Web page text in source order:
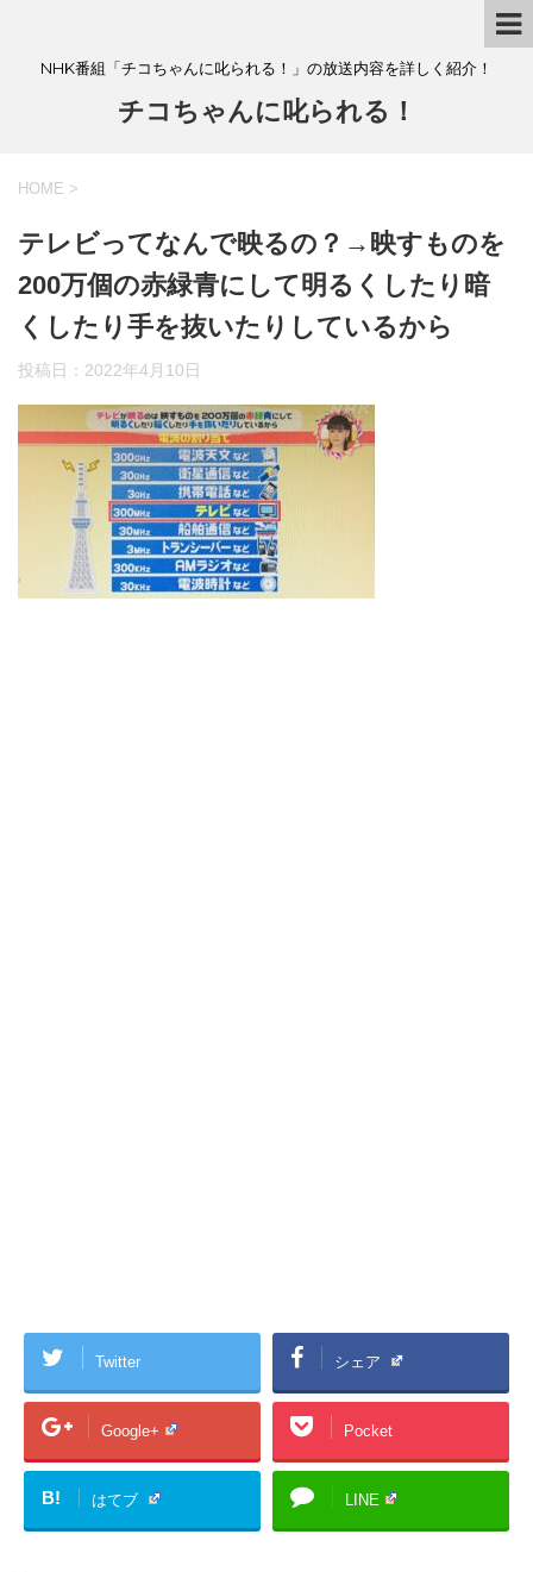
NHK番組「チコちゃんに叱られる！」の放送内容を詳しく紹介！
チコちゃんに叱られる！
HOME >
テレビってなんで映るの？→映すものを
200万個の赤緑青にして明るくしたり暗
くしたり手を抜いたりしているから
投稿日： 2022年4月10日
Twitter シェア
Google+ Pocket
B! はてブ LINE